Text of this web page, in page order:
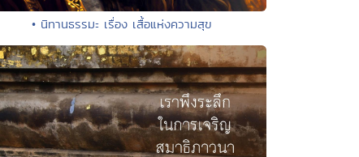
• นิทานธรรมะ เรื่อง เสื้อแห่งความสุข